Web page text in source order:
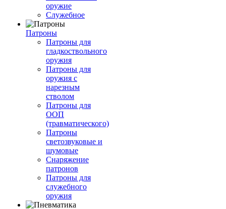
оружие
Служебное
Патроны
Патроны для
гладкоствольного
оружия
Патроны для
оружия с
нарезным
стволом
Патроны для
ООП
(травматического)
Патроны
светозвуковые и
шумовые
Снаряжение
патронов
Патроны для
служебного
оружия